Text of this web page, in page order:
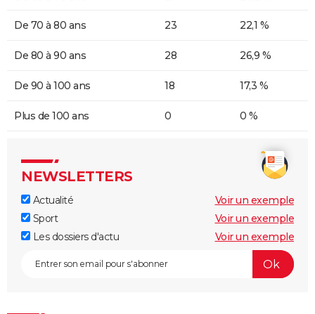
De 70 à 80 ans 23 22,1 %
De 80 à 90 ans 28 26,9 %
De 90 à 100 ans 18 17,3 %
Plus de 100 ans 0 0 %
NEWSLETTERS
Actualité
Voir un exemple
Sport
Voir un exemple
Les dossiers d'actu
Voir un exemple